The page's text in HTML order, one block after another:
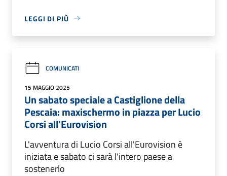
LEGGI DI PIÙ
COMUNICATI
15 MAGGIO 2025
Un sabato speciale a Castiglione della
Pescaia: maxischermo in piazza per Lucio
Corsi all'Eurovision
L'avventura di Lucio Corsi all'Eurovision è
iniziata e sabato ci sarà l'intero paese a
sostenerlo